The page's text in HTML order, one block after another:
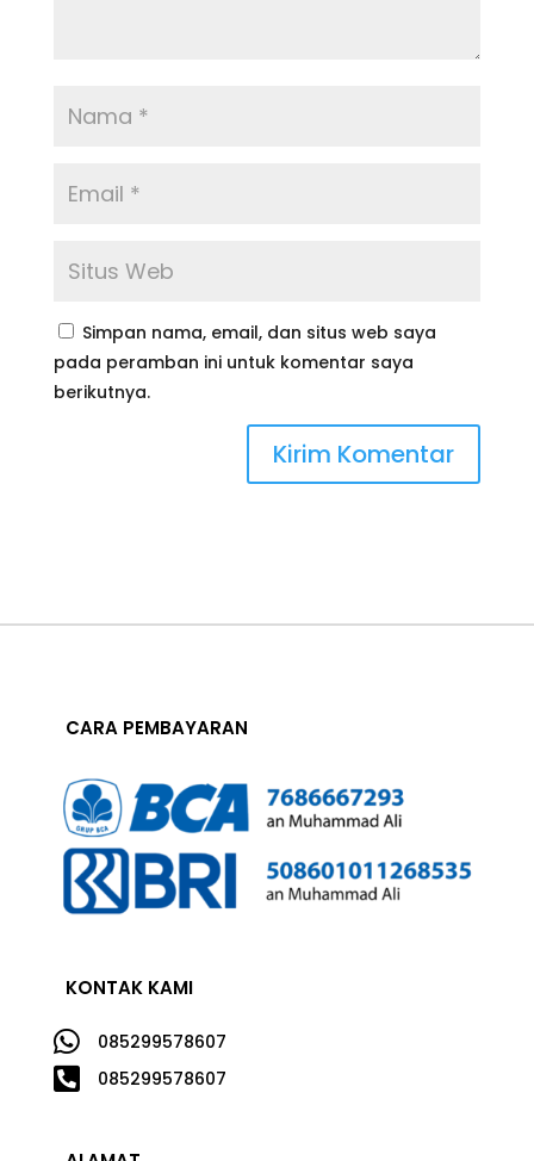
Simpan nama, email, dan situs web saya
pada peramban ini untuk komentar saya
berikutnya.
CARA PEMBAYARAN
KONTAK KAMI
 085299578607
 085299578607